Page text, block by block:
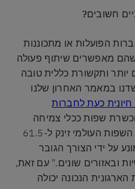
חשובים?
הפועלות או מתכוננות
מאפשרים שיתוף פעולה
יותר ותקשורת כללית טובה
במאמר האחרון שלנו
כעת לחברות
שפות ככלי צמיחה
אסטרטגי, כאשר שוק הכשרת השפות העולמי זינק ל-61.5
דולר בשנת 2023, מונע על ידי הצורך הגובר
ובאזורים שונים." עם זאת,
הנכונה יכולה